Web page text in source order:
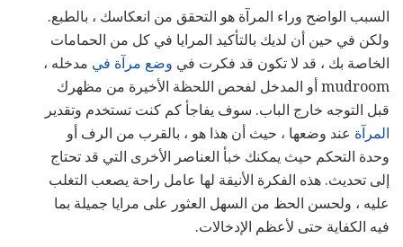
السبب الواضح وراء المرآة هو التحقق من انعكاسك ، بالطبع.
ولكن في حين أن لديك بالتأكيد المرايا في كل من الحمامات
الخاصة بك ، قد لا تكون قد فكرت في وضع مرآة في مدخله ،
mudroom أو المدخل لفحص اللحظة الأخيرة من مظهرك
قبل التوجه خارج الباب. سوف يفاجأ كم كنت تستخدم وتقدير
المرآة عند وضعها ، حيث أن هذا هو ، بالقرب من الرف أو
وحدة التحكم حيث يمكنك خبأ العناصر الأخرى التي قد تحتاج
إلى تحديث. هذه الفكرة الأنيقة لها عامل راحة يصعب التغلب
عليه ، ولحسن الحظ من السهل العثور على مرايا جميلة بما
فيه الكفاية حتى لأعظم الإدخالات.